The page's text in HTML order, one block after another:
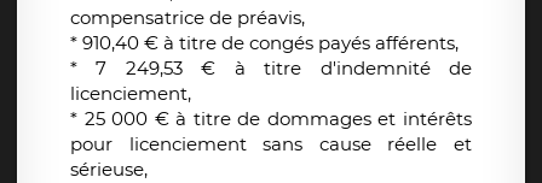
compensatrice de préavis,
* 910,40 € à titre de congés payés afférents,
* 7 249,53 € à titre d'indemnité de
licenciement,
* 25 000 € à titre de dommages et intérêts
pour licenciement sans cause réelle et
sérieuse,